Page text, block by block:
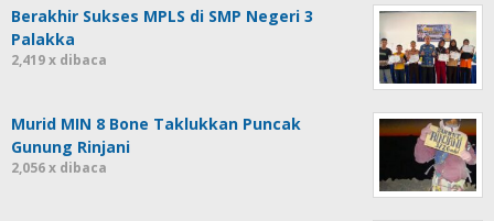
Berakhir Sukses MPLS di SMP Negeri 3
Palakka
2,419 x dibaca
Murid MIN 8 Bone Taklukkan Puncak
Gunung Rinjani
2,056 x dibaca